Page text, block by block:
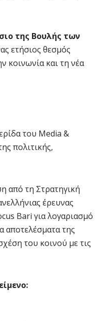
της Βουλής των
ετήσιος θεσμός
κοινωνία και τη νέα
του Media &
πολιτικής,
από τη Στρατηγική
έρευνας
Bari για λογαριασμό
αποτελέσματα της
του κοινού με τις